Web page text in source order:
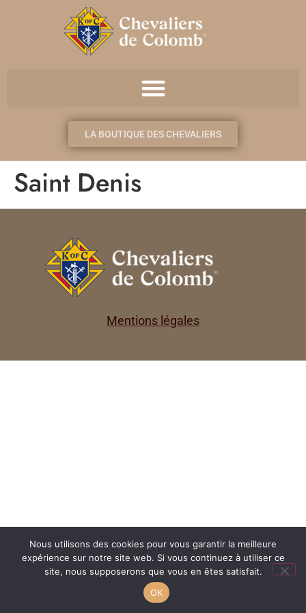
LA BOUTIQUE DES CHEVALIERS
Saint Denis
Mentions légales
Nous utilisons des cookies pour vous garantir la meilleure
expérience sur notre site web. Si vous continuez à utiliser ce
site, nous supposerons que vous en êtes satisfait.
OK